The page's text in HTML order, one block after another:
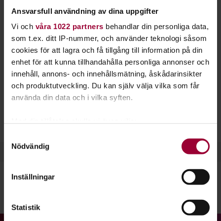
Ansvarsfull användning av dina uppgifter
Vi och våra 1022 partners behandlar din personliga data,
som t.ex. ditt IP-nummer, och använder teknologi såsom
cookies för att lagra och få tillgång till information på din
enhet för att kunna tillhandahålla personliga annonser och
innehåll, annons- och innehållsmätning, åskådarinsikter
och produktutveckling. Du kan själv välja vilka som får
använda din data och i vilka syften.
som kan ha en noggrannhet på upp till flera meter
Ta reda på mer om hur dina personliga uppgifter
Du kan ändra eller dra tillbaka ditt samtycke när som
Nödvändig
Inställningar
Statistik
feedback. Hos oss kan du arrangera en film- eller
bildvisning eller vara publik på våra befintliga
evenemang.
Har du fotograferat något som du vill visa för andra? Kanske
har du sett eller gjort en film som du vill att flera ska se och
diskutera? Välkommen till oss och arrangera en visning!
Hos oss kan du också starta enfilmstudiecirkel
filmhistoria, berättelseteknik och mycket annat?
E-mail